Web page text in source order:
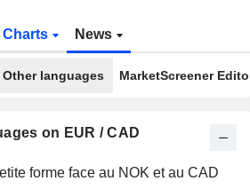
Charts News
Other languages MarketScreener
on EUR / CAD
forme face au NOK et au CAD